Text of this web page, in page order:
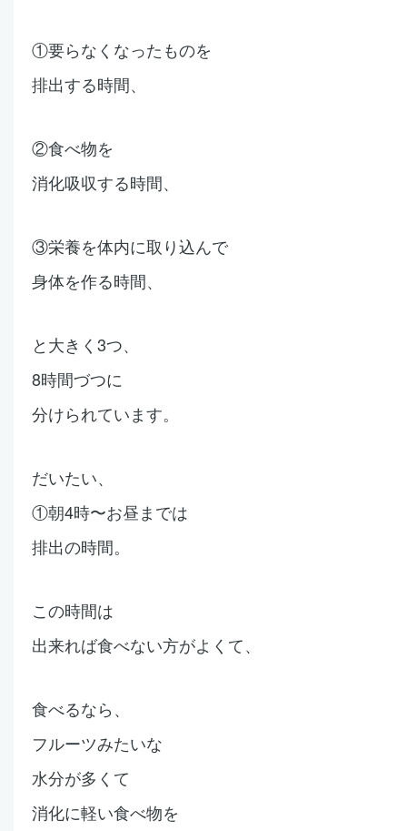
①要らなくなったものを
排出する時間、
②食べ物を
消化吸収する時間、
③栄養を体内に取り込んで
身体を作る時間、
と大きく3つ、
8時間づつに
分けられています。
だいたい、
①朝4時〜お昼までは
排出の時間。
この時間は
出来れば食べない方がよくて、
食べるなら、
フルーツみたいな
水分が多くて
消化に軽い食べ物を